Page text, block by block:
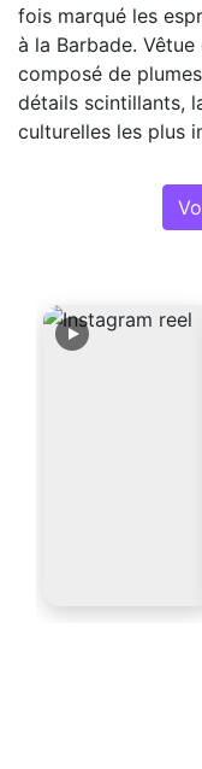
fois marqué les
à la Barbade.
composé de
détails scintillants,
culturelles les plus